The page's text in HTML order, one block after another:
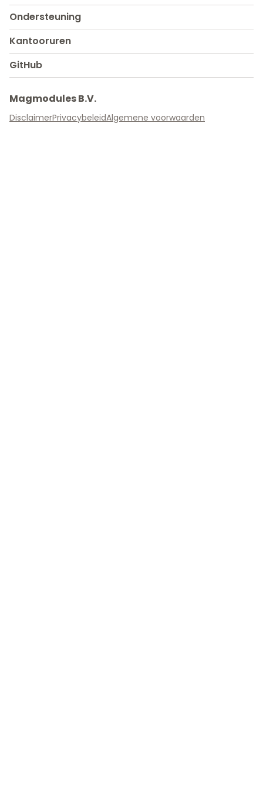
Ondersteuning
Kantooruren
GitHub
Magmodules B.V.
DisclaimerPrivacybeleidAlgemene voorwaarden